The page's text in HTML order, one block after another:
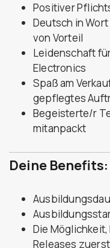
Positiver
Deutsch in
von Vorteil
Leidenschaft
Electronics
Spaß am
gepflegtes
Begeisterte/r
mitanpackt
Deine Benefits:
Die
Releases